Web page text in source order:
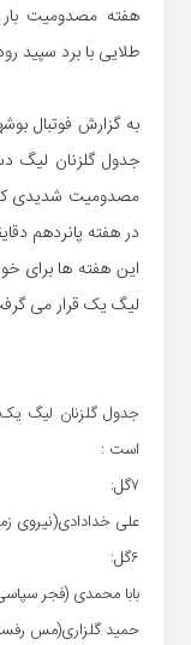
هفته مصدومیت
طلایی با برد سپید
جدول گلزنان لیگ
مصدومیت شدیدی
در هفته پانردهم
این هفته ها برای
لیگ یک قرار می
جدول گلزنان لیگ یک
است :
۷گل:
علی خدادادی(نیروی
۶گل:
بابا محمدی (فجر
حمید گلزاری(مس